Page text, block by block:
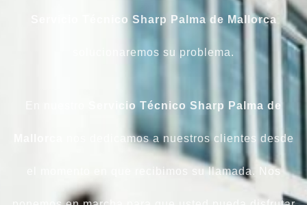
Servicio Técnico Sharp Palma de Mallorca
solucionaremos su problema.
Servicio Técnico Sharp Palma de
nos dedicamos a nuestros clientes desde
el momento en que recibimos su llamada. Nos